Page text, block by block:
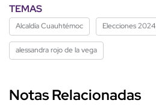
TEMAS
Alcaldía Cuauhtémoc Elecciones 2024
alessandra rojo de la vega
Notas Relacionadas